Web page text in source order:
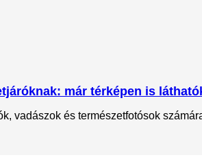
már térképen is
vadászok és természetfotósok